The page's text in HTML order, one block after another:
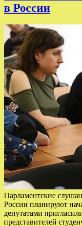
в России
Парламентские
России планируют
депутатами
представителей